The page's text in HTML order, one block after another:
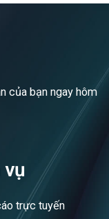
của bạn ngay hôm
vụ
trực tuyến